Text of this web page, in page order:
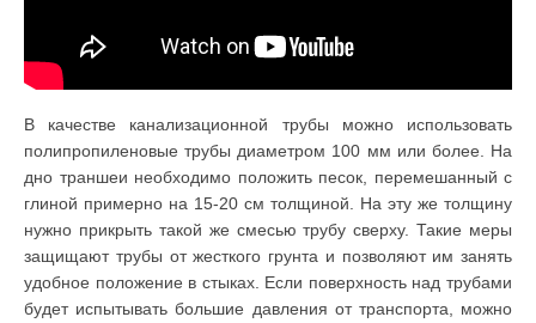
В качестве канализационной трубы можно использовать
полипропиленовые трубы диаметром 100 мм или более. На
дно траншеи необходимо положить песок, перемешанный с
глиной примерно на 15-20 см толщиной. На эту же толщину
нужно прикрыть такой же смесью трубу сверху. Такие меры
защищают трубы от жесткого грунта и позволяют им занять
удобное положение в стыках. Если поверхность над трубами
будет испытывать большие давления от транспорта, можно